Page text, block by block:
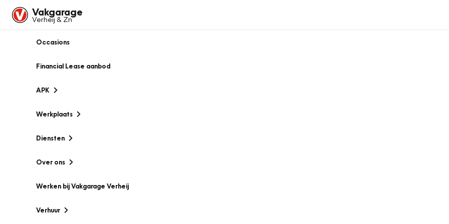
Vakgarage
Verheij & Zn
Occasions
Financial Lease aanbod
APK
Werkplaats
Diensten
Over ons
Werken bij Vakgarage Verheij
Verhuur